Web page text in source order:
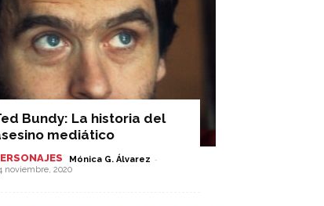
Bundy: La historia del
mediático
Mónica G. Álvarez -
noviembre, 2020